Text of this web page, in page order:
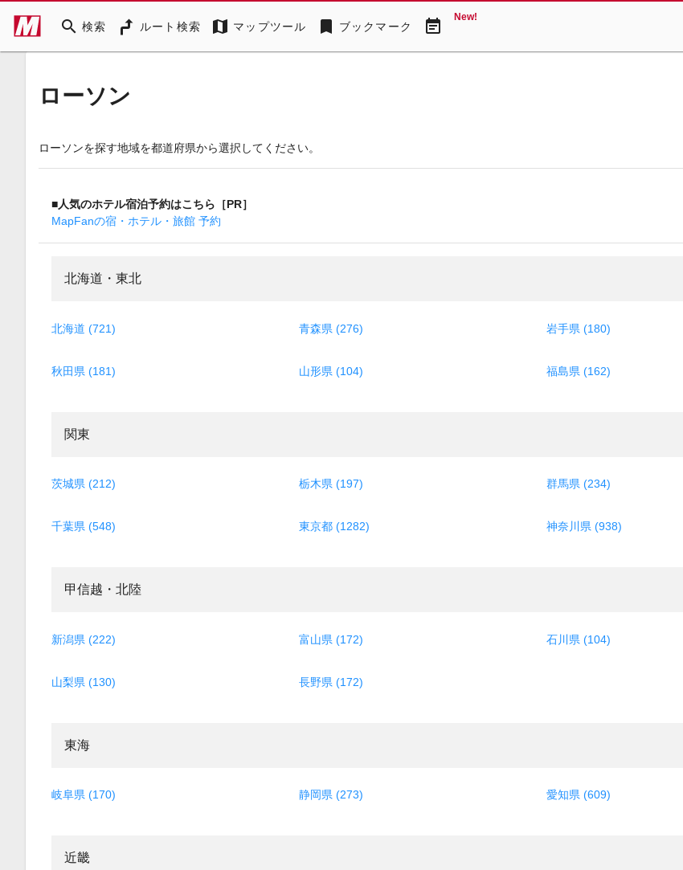
search 検索 ルート検索 map マップツール bookmark ブックマーク event_note New!
ローソン
ローソンを探す地域を都道府県から選択してください。
■人気のホテル宿泊予約はこちら［PR］
MapFanの宿・ホテル・旅館 予約
北海道・東北
北海道 (721) 青森県 (276) 岩手県 (180)
秋田県 (181) 山形県 (104) 福島県 (162)
関東
茨城県 (212) 栃木県 (197) 群馬県 (234)
千葉県 (548) 東京都 (1282) 神奈川県 (938)
甲信越・北陸
新潟県 (222) 富山県 (172) 石川県 (104)
山梨県 (130) 長野県 (172)
東海
岐阜県 (170) 静岡県 (273) 愛知県 (609)
近畿